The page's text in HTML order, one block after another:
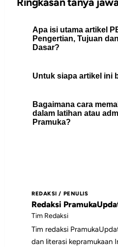
Apa isi utama artikel
Pengertian, Tujuan
Dasar?
pramuka dengan
harus dipelajari. Sama
Untuk siapa artikel ini
Artikel ini berguna
Pramuka, peserta
Bagaimana cara
dalam latihan atau
Pramuka?
catatan pembinaan,
menyiapkan kegiatan.
REDAKSI / PENULIS
Redaksi
Tim Redaksi
Tim redaksi
dan literasi kepramukaan